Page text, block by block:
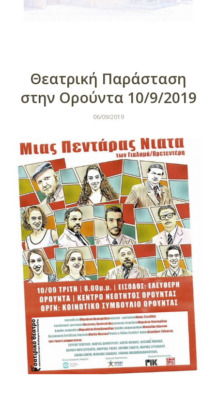
Θεατρική Παράσταση
στην Ορούντα 10/9/2019
06/09/2019